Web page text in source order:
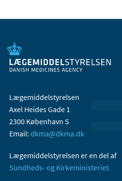
Lægemiddelstyrelsen
Axel Heides Gade 1
2300 København S
Email: dkma@dkma.dk
Lægemiddelstyrelsen er en del af
Sundheds- og Kirkeministeriet.